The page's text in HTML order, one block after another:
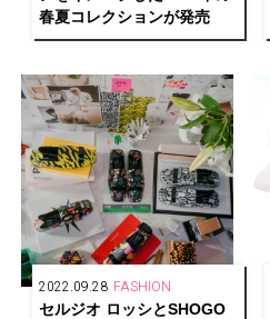
春夏コレクションが発売
2022.09.28 FASHION
セルジオ ロッシとSHOGO